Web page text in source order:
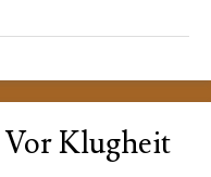
Klugheit